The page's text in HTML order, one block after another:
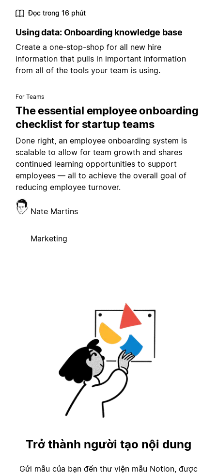
Đọc trong 16 phút
Using data: Onboarding knowledge base
Create a one-stop-shop for all new hire
information that pulls in important information
from all of the tools your team is using.
For Teams
The essential employee onboarding
checklist for startup teams
Done right, an employee onboarding system is
scalable to allow for team growth and shares
continued learning opportunities to support
employees — all to achieve the overall goal of
reducing employee turnover.
Nate Martins
Marketing
Trở thành người tạo nội dung
Gửi mẫu của bạn đến thư viện mẫu Notion, được